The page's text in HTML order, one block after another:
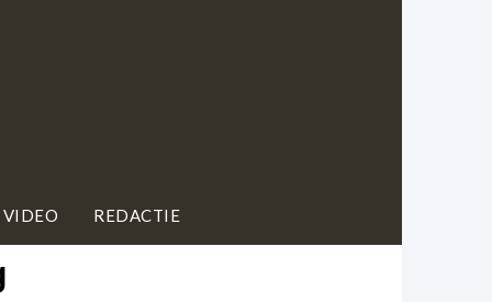
VIDEO REDACTIE